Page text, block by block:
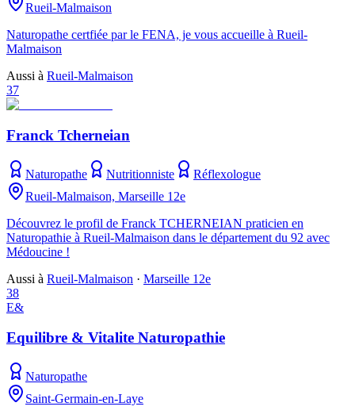
Rueil-Malmaison
Naturopathe certfiée par le FENA, je vous accueille à Rueil-
Malmaison
Aussi à Rueil-Malmaison
37
Franck Tcherneian
Naturopathe Nutritionniste
Réflexologue
Rueil-Malmaison, Marseille 12e
Découvrez le profil de Franck TCHERNEIAN praticien en
Naturopathie à Rueil-Malmaison dans le département du 92 avec
Médoucine !
Aussi à Rueil-Malmaison · Marseille 12e
38
E&
Equilibre & Vitalite Naturopathie
Naturopathe
Saint-Germain-en-Laye